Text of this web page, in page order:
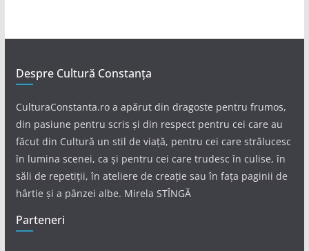
Despre Cultură Constanța
CulturaConstanta.ro a apărut din dragoste pentru frumos,
din pasiune pentru scris și din respect pentru cei care au
făcut din Cultură un stil de viață, pentru cei care strălucesc
în lumina scenei, ca și pentru cei care trudesc în culise, în
săli de repetiții, în ateliere de creație sau în fața paginii de
hârtie și a pânzei albe. Mirela STÎNGĂ
Parteneri